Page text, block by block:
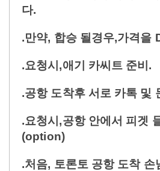
다.
.만약, 합승 될경우,가격을
.요청시,애기 카씨트 준비.
.공항 도착후 서로 카톡 및
.요청시,공항 안에서 피겟
(option)
.처음, 토론토 공항 도착 손